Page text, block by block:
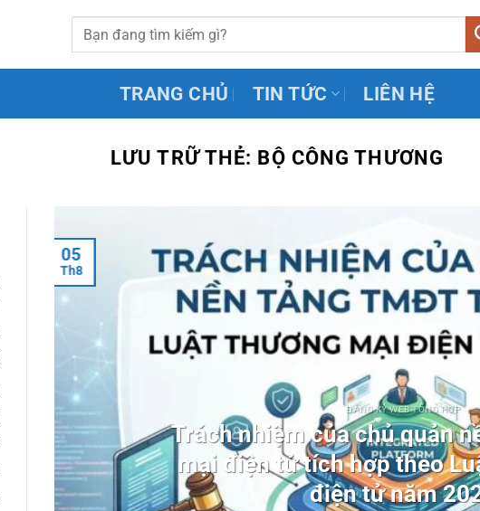
TRANG CHỦ TIN TỨC LIÊN HỆ
LƯU TRỮ THẺ: BỘ CÔNG THƯƠNG
ĐĂNG KÝ WEB TỔNG HỢP
Trách nhiệm của chủ quản
mại điện tử tích hợp theo
điện tử năm
05
Th8